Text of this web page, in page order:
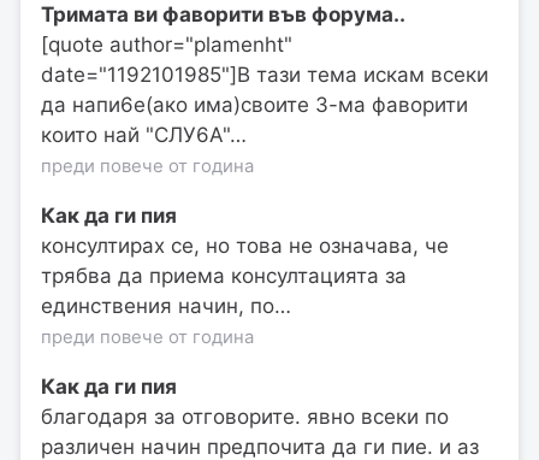
Тримата ви фаворити във форума..
[quote author="plamenht"
date="1192101985"]В тази тема искам всеки
да напи6е(ако има)своите 3-ма фаворити
които най "СЛУ6А"…
преди повече от година
Как да ги пия
консултирах се, но това не означава, че
трябва да приема консултацията за
единствения начин, по…
преди повече от година
Как да ги пия
благодаря за отговорите. явно всеки по
различен начин предпочита да ги пие. и аз